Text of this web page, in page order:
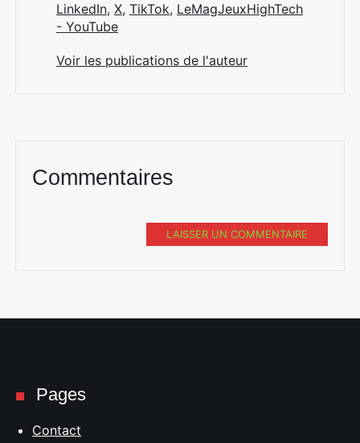
LinkedIn, X, TikTok, LeMagJeuxHighTech
- YouTube
Voir les publications de l'auteur
Commentaires
LAISSER UN COMMENTAIRE
Pages
Contact